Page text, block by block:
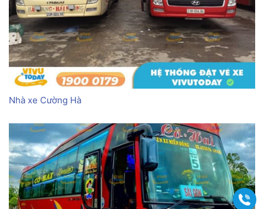
Nhà xe Cường Hà